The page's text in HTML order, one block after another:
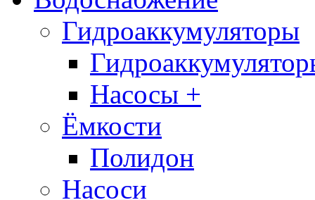
Гидроаккумуляторы
Насосы +
Ёмкости
Полидон
Насоси